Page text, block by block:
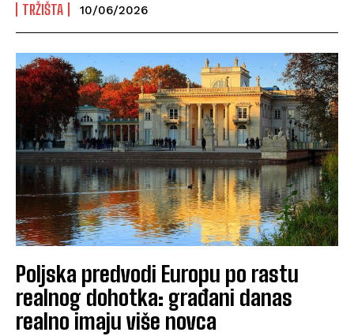
TRŽIŠTA 10/06/2026
Poljska predvodi Europu po rastu
realnog dohotka: građani danas
realno imaju više novca